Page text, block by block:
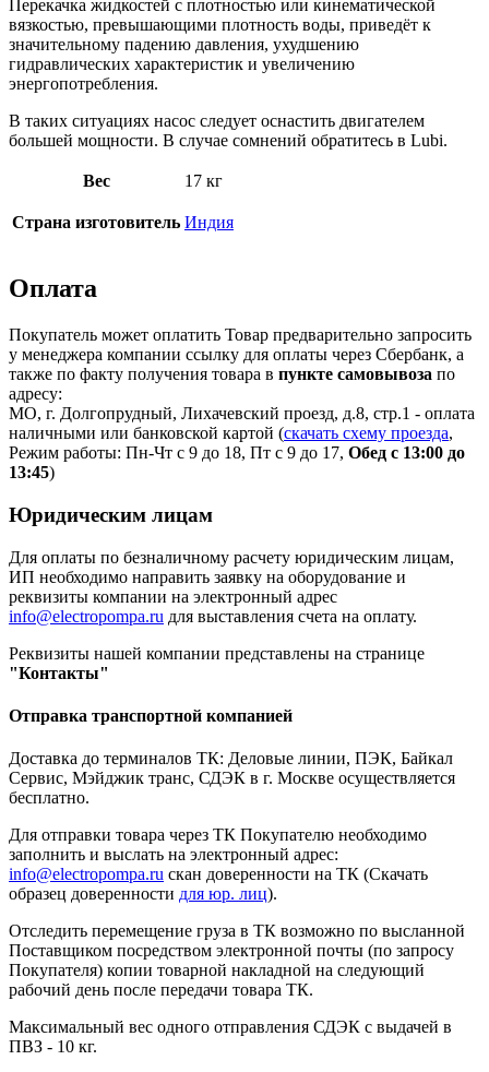
Перекачка жидкостей с плотностью или кинематической
вязкостью, превышающими плотность воды, приведёт к
значительному падению давления, ухудшению
гидравлических характеристик и увеличению
энергопотребления.
В таких ситуациях насос следует оснастить двигателем
большей мощности. В случае сомнений обратитесь в Lubi.
Вес 17 кг
Страна изготовитель Индия
Оплата
Покупатель может оплатить Товар предварительно запросить
у менеджера компании ссылку для оплаты через Сбербанк, а
также по факту получения товара в пункте самовывоза по
адресу:
МО, г. Долгопрудный, Лихачевский проезд, д.8, стр.1 - оплата
наличными или банковской картой (скачать схему проезда,
Режим работы: Пн-Чт с 9 до 18, Пт с 9 до 17, Обед с 13:00 до
13:45)
Юридическим лицам
Для оплаты по безналичному расчету юридическим лицам,
ИП необходимо направить заявку на оборудование и
реквизиты компании на электронный адрес
info@electropompa.ru для выставления счета на оплату.
Реквизиты нашей компании представлены на странице
"Контакты"
Отправка транспортной компанией
Доставка до терминалов ТК: Деловые линии, ПЭК, Байкал
Сервис, Мэйджик транс, СДЭК в г. Москве осуществляется
бесплатно.
Для отправки товара через ТК Покупателю необходимо
заполнить и выслать на электронный адрес:
info@electropompa.ru скан доверенности на ТК (Скачать
образец доверенности для юр. лиц).
Отследить перемещение груза в ТК возможно по высланной
Поставщиком посредством электронной почты (по запросу
Покупателя) копии товарной накладной на следующий
рабочий день после передачи товара ТК.
Максимальный вес одного отправления СДЭК с выдачей в
ПВЗ - 10 кг.